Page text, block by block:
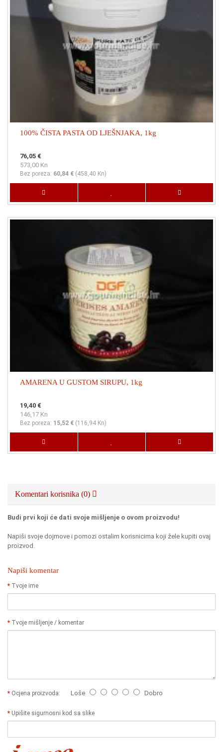
100% ČISTA PASTA OD LJEŠNJAKA, 1kg
76,05 €
573,00 Kn
Bez poreza: 60,84 € (458,40 Kn)
AMARENA U GUSTOM SIRUPU, 1kg
19,40 €
146,17 Kn
Bez poreza: 15,52 € (116,94 Kn)
Komentari korisnika (0)
Budi prvi koji će dati svoje mišljenje o ovom proizvodu!
Napiši svoje dojmove i pomozi ostalim korisnicima koji žele kupiti ovaj
proizvod.
Napiši komentar
Tvoje ime
Tvoje mišljenje / komentar
Ocjena proizvoda: Loše Dobro
Upišite sigurnosni kod sa slike